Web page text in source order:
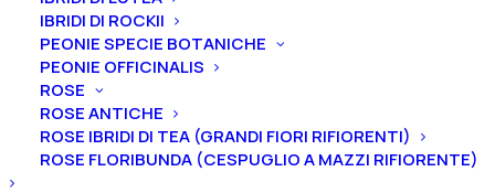
IBRIDI DI ROCKII
PEONIE SPECIE BOTANICHE
PEONIE OFFICINALIS
ROSE
ROSE ANTICHE
ROSE IBRIDI DI TEA (GRANDI FIORI RIFIORENTI)
ROSE FLORIBUNDA (CESPUGLIO A MAZZI RIFIORENTE)